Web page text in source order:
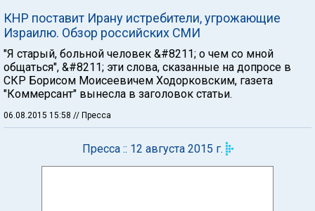
КНР поставит Ирану истребители, угрожающие
Израилю. Обзор российских СМИ
"Я старый, больной человек &#8211; о чем со мной
общаться", &#8211; эти слова, сказанные на допросе в
СКР Борисом Моисеевичем Ходорковским, газета
"Коммерсант" вынесла в заголовок статьи.
06.08.2015 15:58 // Пресса
Пресса :: 12 августа 2015 г.